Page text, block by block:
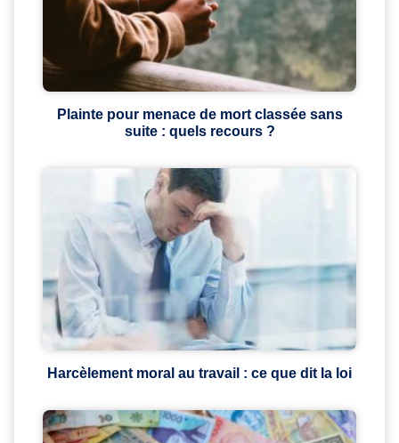
Plainte pour menace de mort classée sans
suite : quels recours ?
Harcèlement moral au travail : ce que dit la loi